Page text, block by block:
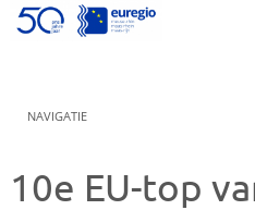
NAVIGATIE
10e EU-top